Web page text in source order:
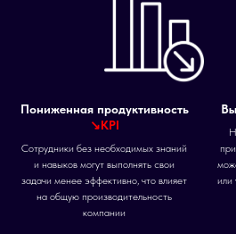
Пониженная продуктивность
↘KPI
Сотрудники без необходимых знаний
и навыков могут выполнять свои
задачи менее эффективно, что влияет
на общую производительность
компании
или